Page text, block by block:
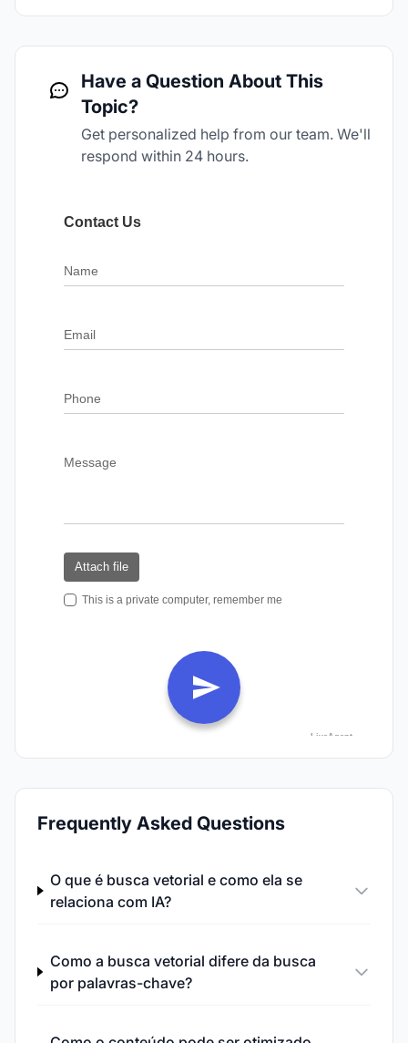
Have a Question About This
Topic?
Get personalized help from our team. We'll
respond within 24 hours.
Frequently Asked Questions
O que é busca vetorial e como ela se
relaciona com IA?
Como a busca vetorial difere da busca
por palavras-chave?